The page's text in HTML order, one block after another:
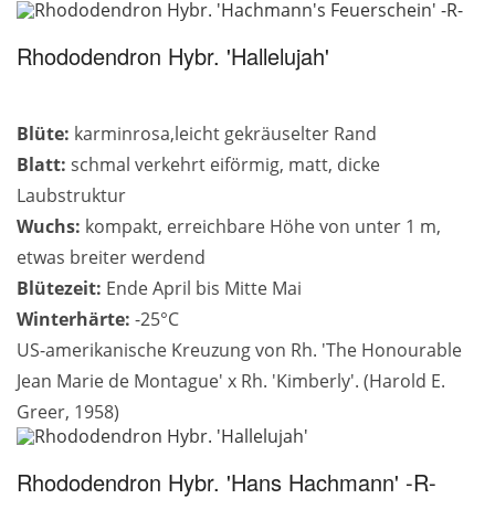
Rhododendron Hybr. 'Hallelujah'
Blüte: karminrosa,leicht gekräuselter Rand
Blatt: schmal verkehrt eiförmig, matt, dicke
Laubstruktur
Wuchs: kompakt, erreichbare Höhe von unter 1 m,
etwas breiter werdend
Blütezeit: Ende April bis Mitte Mai
Winterhärte: -25°C
US-amerikanische Kreuzung von Rh. 'The Honourable
Jean Marie de Montague' x Rh. 'Kimberly'. (Harold E.
Greer, 1958)
Rhododendron Hybr. 'Hans Hachmann' -R-